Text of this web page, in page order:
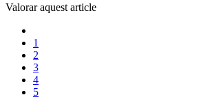
Valorar aquest article
1
2
3
4
5